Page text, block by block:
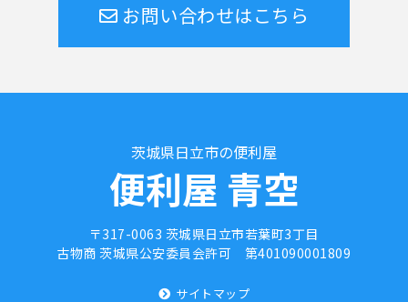
お問い合わせはこちら
茨城県日立市の便利屋
便利屋 青空
〒317-0063 茨城県日立市若葉町3丁目
古物商 茨城県公安委員会許可 第401090001809
サイトマップ